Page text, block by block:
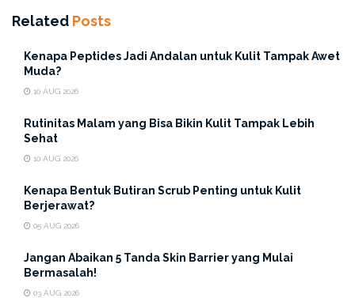
Related Posts
Kenapa Peptides Jadi Andalan untuk Kulit Tampak Awet
Muda?
10 AUG 2026
Rutinitas Malam yang Bisa Bikin Kulit Tampak Lebih
Sehat
10 AUG 2026
Kenapa Bentuk Butiran Scrub Penting untuk Kulit
Berjerawat?
05 AUG 2026
Jangan Abaikan 5 Tanda Skin Barrier yang Mulai
Bermasalah!
03 AUG 2026